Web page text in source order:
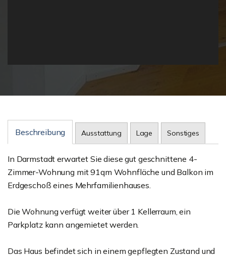
Beschreibung Ausstattung Lage Sonstiges
In Darmstadt erwartet Sie diese gut geschnittene 4-
Zimmer-Wohnung mit 91qm Wohnfläche und Balkon im
Erdgeschoß eines Mehrfamilienhauses.
Die Wohnung verfügt weiter über 1 Kellerraum, ein
Parkplatz kann angemietet werden.
Das Haus befindet sich in einem gepflegten Zustand und